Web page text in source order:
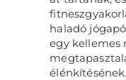
haladó
egy kellemes
élénkítésének.